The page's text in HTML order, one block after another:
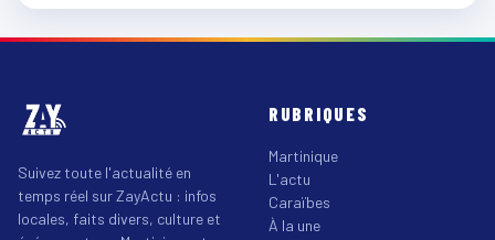
Suivez toute l'actualité en
temps réel sur ZayActu : infos
locales, faits divers, culture et
RUBRIQUES
Martinique
L'actu
Caraïbes
À la une